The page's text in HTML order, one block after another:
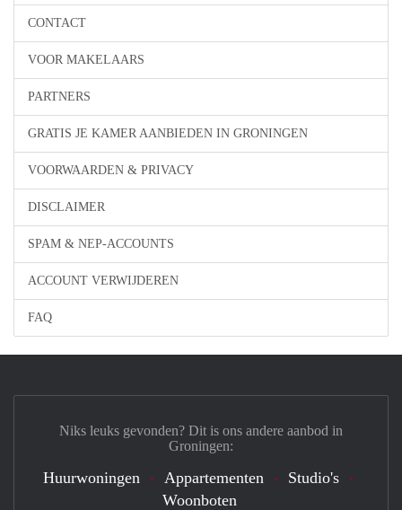
CONTACT
VOOR MAKELAARS
PARTNERS
GRATIS JE KAMER AANBIEDEN IN GRONINGEN
VOORWAARDEN & PRIVACY
DISCLAIMER
SPAM & NEP-ACCOUNTS
ACCOUNT VERWIJDEREN
FAQ
Niks leuks gevonden? Dit is ons andere aanbod in
Groningen:
Huurwoningen Appartementen
Studio's
Woonboten